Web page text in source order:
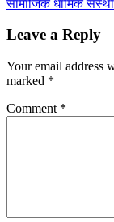
navigation
सामाजिक धार्मिक
Leave a Reply
Your email address
marked *
Comment *